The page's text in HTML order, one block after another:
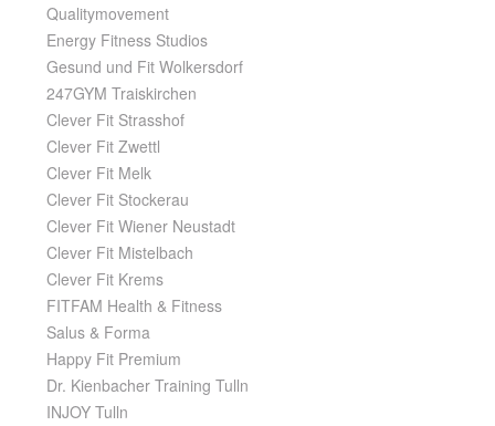
Qualitymovement
Energy Fitness Studios
Gesund und Fit Wolkersdorf
247GYM Traiskirchen
Clever Fit Strasshof
Clever Fit Zwettl
Clever Fit Melk
Clever Fit Stockerau
Clever Fit Wiener Neustadt
Clever Fit Mistelbach
Clever Fit Krems
FITFAM Health & Fitness
Salus & Forma
Happy Fit Premium
Dr. Kienbacher Training Tulln
INJOY Tulln